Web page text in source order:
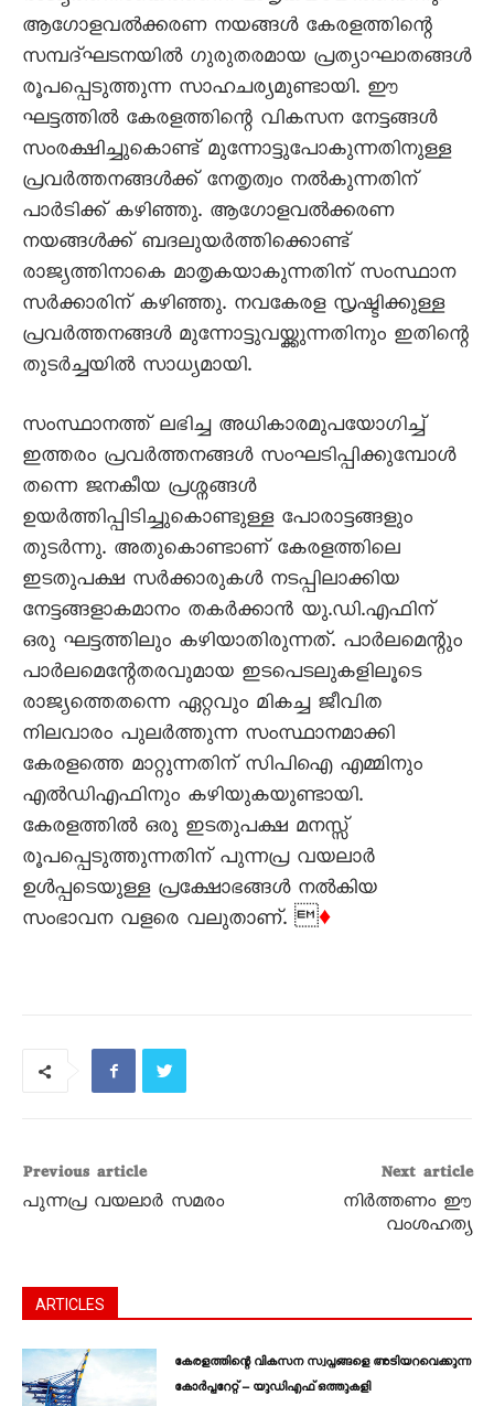
ആഗോളവല്‍ക്കരണ നയങ്ങള്‍ കേരളത്തിന്റെ
സമ്പദ്ഘടനയില്‍ ഗുരുതരമായ പ്രത്യാഘാതങ്ങള്‍
രൂപപ്പെടുത്തുന്ന സാഹചര്യമുണ്ടായി. ഈ
ഘട്ടത്തില്‍ കേരളത്തിന്റെ വികസന നേട്ടങ്ങള്‍
സംരക്ഷിച്ചുകൊണ്ട് മുന്നോട്ടുപോകുന്നതിനുള്ള
പ്രവര്‍ത്തനങ്ങള്‍ക്ക് നേതൃത്വം നല്‍കുന്നതിന്
പാര്‍ടിക്ക് കഴിഞ്ഞു. ആഗോളവല്‍ക്കരണ
നയങ്ങള്‍ക്ക് ബദലുയര്‍ത്തിക്കൊണ്ട്
രാജ്യത്തിനാകെ മാതൃകയാകുന്നതിന് സംസ്ഥാന
സര്‍ക്കാരിന് കഴിഞ്ഞു. നവകേരള സൃഷ്ടിക്കുള്ള
പ്രവര്‍ത്തനങ്ങള്‍ മുന്നോട്ടുവയ്ക്കുന്നതിനും ഇതിന്റെ
തുടര്‍ച്ചയില്‍ സാധ്യമായി.
സംസ്ഥാനത്ത് ലഭിച്ച അധികാരമുപയോഗിച്ച്
ഇത്തരം പ്രവര്‍ത്തനങ്ങള്‍ സംഘടിപ്പിക്കുമ്പോള്‍
തന്നെ ജനകീയ പ്രശ്നങ്ങള്‍
ഉയര്‍ത്തിപ്പിടിച്ചുകൊണ്ടുള്ള പോരാട്ടങ്ങളും
തുടര്‍ന്നു. അതുകൊണ്ടാണ് കേരളത്തിലെ
ഇടതുപക്ഷ സര്‍ക്കാരുകള്‍ നടപ്പിലാക്കിയ
നേട്ടങ്ങളാകമാനം തകര്‍ക്കാന്‍ യു.ഡി.എഫിന്
ഒരു ഘട്ടത്തിലും കഴിയാതിരുന്നത്. പാര്‍ലമെന്റും
പാര്‍ലമെന്റേതരവുമായ ഇടപെടലുകളിലൂടെ
രാജ്യത്തെതന്നെ ഏറ്റവും മികച്ച ജീവിത
നിലവാരം പുലര്‍ത്തുന്ന സംസ്ഥാനമാക്കി
കേരളത്തെ മാറ്റുന്നതിന് സിപിഐ എമ്മിനും
എൽഡിഎഫിനും കഴിയുകയുണ്ടായി.
കേരളത്തില്‍ ഒരു ഇടതുപക്ഷ മനസ്സ്
രൂപപ്പെടുത്തുന്നതിന് പുന്നപ്ര വയലാര്‍
ഉള്‍പ്പടെയുള്ള പ്രക്ഷോഭങ്ങള്‍ നല്‍കിയ
സംഭാവന വളരെ വലുതാണ്. ♦
Previous article
പുന്നപ്ര വയലാർ സമരം
Next article
നിർത്തണം ഈ
വംശഹത്യ
ARTICLES
കേരളത്തിന്റെ വികസന സ്വപ്നങ്ങളെ അടിയറവെക്കുന്ന
കോർപ്പറേറ്റ് – യുഡിഎഫ് ഒത്തുകളി